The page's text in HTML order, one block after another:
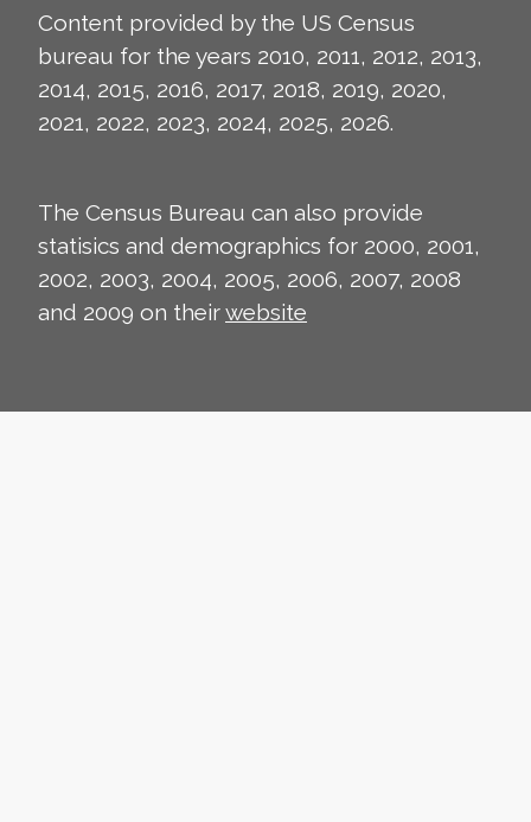
Content provided by the US Census
bureau for the years 2010, 2011, 2012, 2013,
2014, 2015, 2016, 2017, 2018, 2019, 2020,
2021, 2022, 2023, 2024, 2025, 2026.
The Census Bureau can also provide
statisics and demographics for 2000, 2001,
2002, 2003, 2004, 2005, 2006, 2007, 2008
and 2009 on theirwebsite